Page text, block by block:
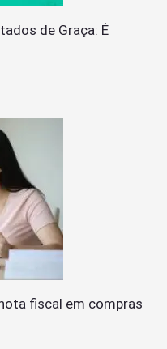
de Graça: É
fiscal em compras